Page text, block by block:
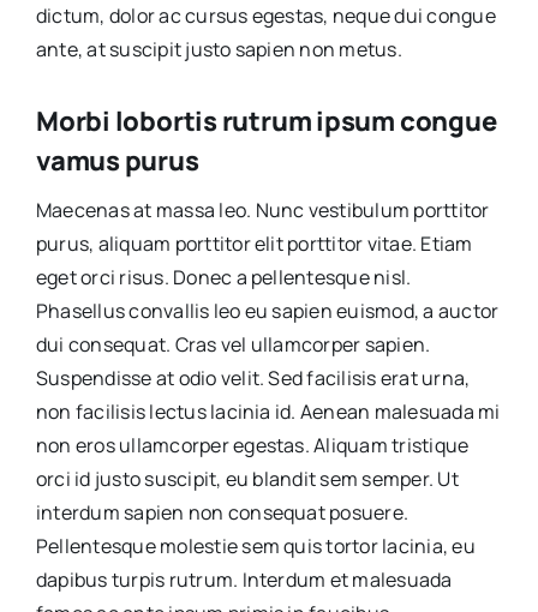
dictum, dolor ac cursus egestas, neque dui congue
ante, at suscipit justo sapien non metus.
Morbi lobortis rutrum ipsum congue
vamus purus
Maecenas at massa leo. Nunc vestibulum porttitor
purus, aliquam porttitor elit porttitor vitae. Etiam
eget orci risus. Donec a pellentesque nisl.
Phasellus convallis leo eu sapien euismod, a auctor
dui consequat. Cras vel ullamcorper sapien.
Suspendisse at odio velit. Sed facilisis erat urna,
non facilisis lectus lacinia id. Aenean malesuada mi
non eros ullamcorper egestas. Aliquam tristique
orci id justo suscipit, eu blandit sem semper. Ut
interdum sapien non consequat posuere.
Pellentesque molestie sem quis tortor lacinia, eu
dapibus turpis rutrum. Interdum et malesuada